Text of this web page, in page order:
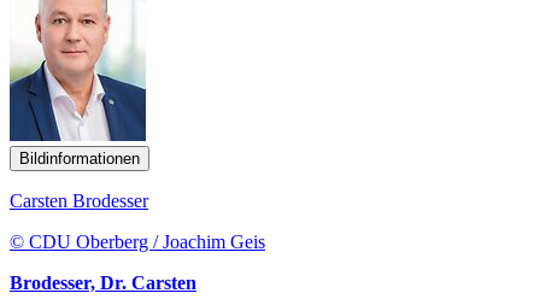
Bildinformationen
Carsten Brodesser
© CDU Oberberg / Joachim Geis
Brodesser, Dr. Carsten